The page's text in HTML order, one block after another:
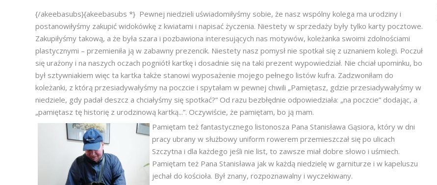
{/akeebasubs}{akeebasubs *} Pewnej niedzieli uświadomiłyśmy sobie, że nasz wspólny kolega ma urodziny i
postanowiłyśmy zakupić widokówkę z kwiatami i napisać życzenia. Niestety w sprzedaży były tylko karty pocztowe.
Zakupiłyśmy takową, a że była szara i pozbawiona interesujących nas motywów, koleżanka swoimi zdolnościami
plastycznymi – przemieniła ją w zabawny prezencik. Niestety nasz pomysł nie spotkał się z uznaniem kolegi. Poczuł
się urażony i na naszych oczach pogniótł kartkę i dosadnie się na taki prezent wypowiedział. Nie chciał upominku, bo
był sztywniakiem więc ta kartka także stanowi wyposażenie mojego pełnego listów kufra. Zadzwoniłam do
koleżanki, z którą przesiadywałyśmy na poczcie i spytałam w pewnej chwili „Pamiętasz, gdzie przesiadywałyśmy w
niedziele, gdy padał deszcz a chciałyśmy się spotkać?” Od razu bezbłędnie odpowiedziała: „na poczcie” dodając, a
„pamiętasz tę historię z urodzinową kartką...”. Oczywiście, że pamiętam, bo ją mam.
Pamiętam też fantastycznego listonosza Pana Stanisława Gąsiora, który w dni
pracy ubrany w służbowy uniform rowerem przemieszczał się po ulicach
Szczytna i dla każdego jeśli nie list, to zawsze miał dobre słowo i uśmiech.
Pamiętam też Pana Stanisława jak w każdą niedzielę w garniturze i w kapeluszu
jechał do kościoła. Był znany, rozpoznawalny i wyczekiwany.